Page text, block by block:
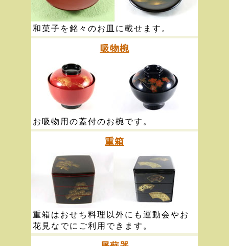
和菓子を銘々のお皿に載せます。
吸物椀
お吸物用の蓋付のお椀です。
重箱
重箱はおせち料理以外にも運動会やお
花見なでにご利用できます。